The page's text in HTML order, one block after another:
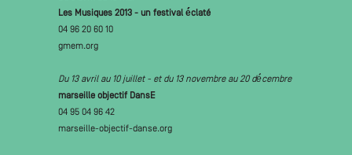
Les Musiques 2013 - un festival é́claté
04 96 20 60 10
gmem.org
Du 13 avril au 10 juillet - et du 13 novembre au 20 dé́cembre
marseille objectif DansE
04 95 04 96 42
marseille-objectif-danse.org